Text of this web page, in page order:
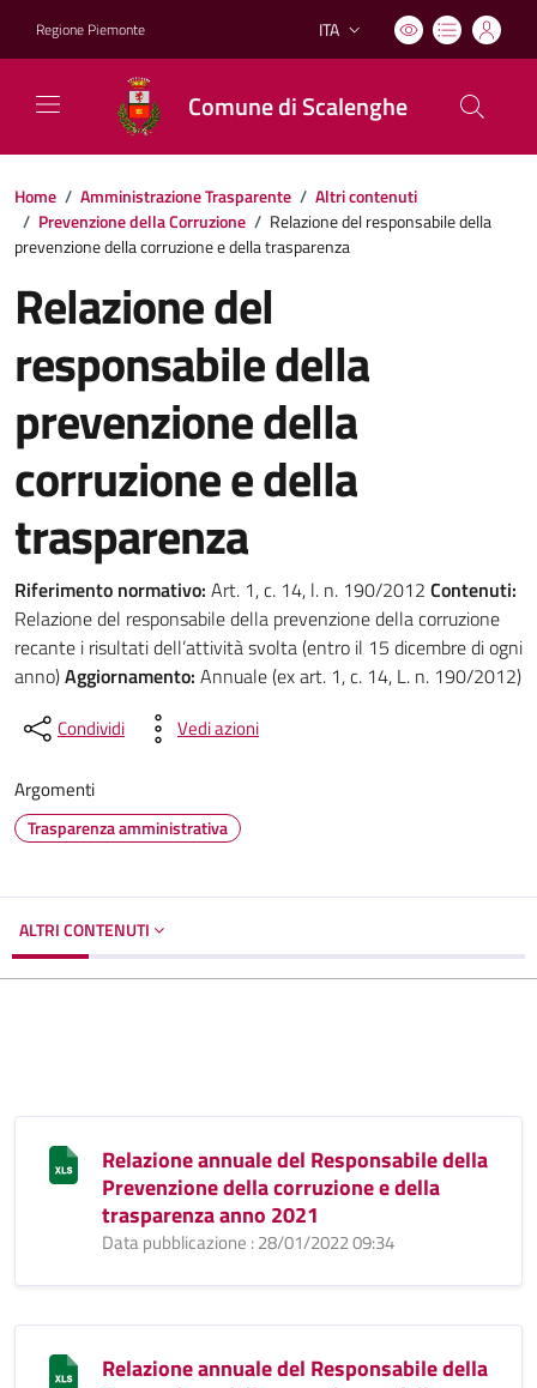
Regione Piemonte Lingua attiva:
ITA
Comune di Scalenghe
Home / Amministrazione Trasparente / Altri contenuti
/ Prevenzione della Corruzione / Relazione del responsabile della
prevenzione della corruzione e della trasparenza
Relazione del
responsabile della
prevenzione della
corruzione e della
trasparenza
Riferimento normativo: Art. 1, c. 14, l. n. 190/2012 Contenuti:
Relazione del responsabile della prevenzione della corruzione
recante i risultati dell’attività svolta (entro il 15 dicembre di ogni
anno)Aggiornamento: Annuale (ex art. 1, c. 14, L. n. 190/2012)
Condividi Vedi azioni
Argomenti
Trasparenza amministrativa
ALTRI CONTENUTI
Relazione annuale del Responsabile della
Prevenzione della corruzione e della
trasparenza anno 2021
Data pubblicazione : 28/01/2022 09:34
Relazione annuale del Responsabile della